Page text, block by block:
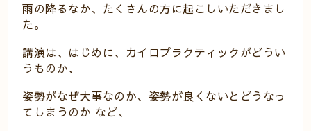
雨の降るなか、たくさんの方に起こしいただきまし
た。
講演は、はじめに、カイロプラクティックがどうい
うものか、
姿勢がなぜ大事なのか、姿勢が良くないとどうなっ
てしまうのか など、